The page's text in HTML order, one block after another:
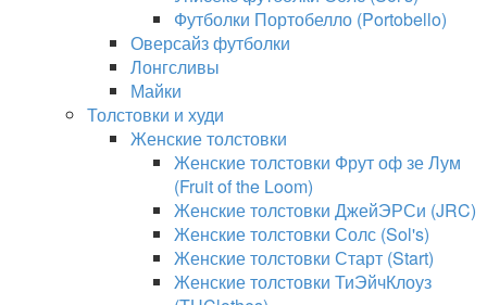
Футболки Портобелло (Portobello)
Оверсайз футболки
Лонгсливы
Майки
Толстовки и худи
Женские толстовки
Женские толстовки Фрут оф зе Лум
(Fruit of the Loom)
Женские толстовки ДжейЭРСи (JRC)
Женские толстовки Солс (Sol's)
Женские толстовки Старт (Start)
Женские толстовки ТиЭйчКлоуз